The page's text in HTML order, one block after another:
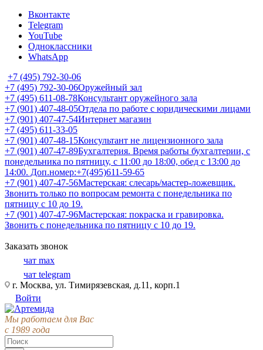
Вконтакте
Telegram
YouTube
Одноклассники
WhatsApp
+7 (495) 792-30-06
+7 (495) 792-30-06Оружейный зал
+7 (495) 611-08-78Консультант оружейного зала
+7 (901) 407-48-05Отдела по работе с юридическими лицами
+7 (901) 407-47-54Интернет магазин
+7 (495) 611-33-05
+7 (901) 407-48-15Консультант не лицензионного зала
+7 (901) 407-47-89Бухгалтерия. Время работы бухгалтерии, с
понедельника по пятницу, с 11:00 до 18:00, обед с 13:00 до
14:00. Доп.номер:+7(495)611-59-65
+7 (901) 407-47-56Мастерская: слесарь/мастер-ложевщик.
Звонить только по вопросам ремонта с понедельника по
пятницу с 10 до 19.
+7 (901) 407-47-96Мастерская: покраска и гравировка.
Звонить с понедельника по пятницу с 10 до 19.
Заказать звонок
чат max
чат telegram
г. Москва, ул. Тимирязевская, д.11, корп.1
Войти
Мы работаем для Вас
с 1989 года